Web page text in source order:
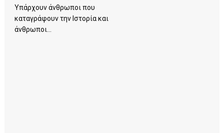
Υπάρχουν άνθρωποι που
καταγράφουν την Ιστορία και
άνθρωποι...